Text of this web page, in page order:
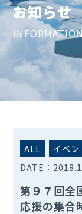
お知らせ
ALL イベン
DATE：
第９７回全
応援の集合